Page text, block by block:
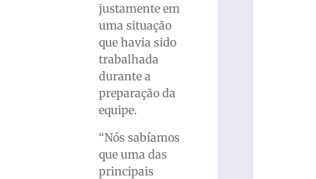
justamente em
uma situação
que havia sido
trabalhada
durante a
preparação da
equipe.
“Nós sabíamos
que uma das
principais